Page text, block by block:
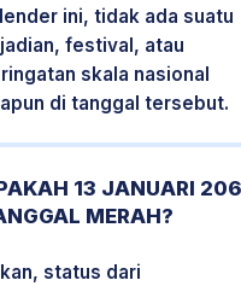
ini, tidak ada suatu
festival, atau
skala nasional
di tanggal tersebut.
13 JANUARI
MERAH?
status dari